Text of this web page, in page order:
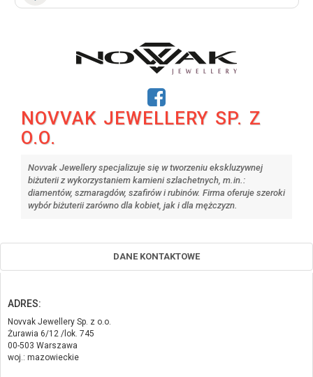
NOVVAK JEWELLERY SP. Z
O.O.
Novvak Jewellery specjalizuje się w tworzeniu ekskluzywnej
biżuterii z wykorzystaniem kamieni szlachetnych, m.in.:
diamentów, szmaragdów, szafirów i rubinów. Firma oferuje szeroki
wybór biżuterii zarówno dla kobiet, jak i dla mężczyzn.
DANE KONTAKTOWE
ADRES:
Novvak Jewellery Sp. z o.o.
Żurawia 6/12 /lok. 745
00-503 Warszawa
woj.: mazowieckie